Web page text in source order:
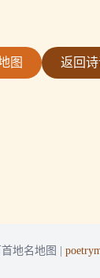
图 返回
地名地图 |